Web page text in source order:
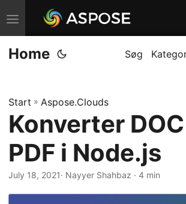
S
k
i
n
a
i
g
Home Søg
Start » Aspose.Clouds
Konverter
PDF i Node.js
July 18, 2021· Nayyer Shahbaz · 4 min